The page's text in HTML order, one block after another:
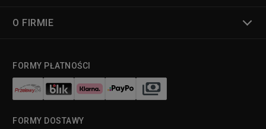
O FIRMIE
FORMY PŁATNOŚCI
FORMY DOSTAWY